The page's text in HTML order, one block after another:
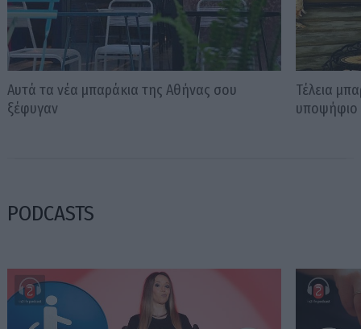
Αυτά τα νέα μπαράκια της Αθήνας σου
ξέφυγαν
Τέλεια
υποψήφιο
PODCASTS